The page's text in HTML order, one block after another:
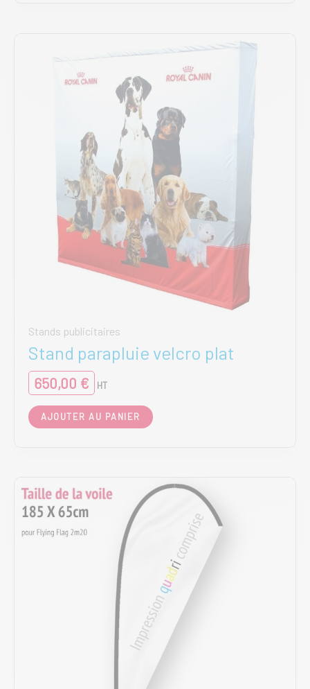
options
peuvent
être
sur
la
page
du
produit
Stands publicitaires
Stand parapluie velcro plat
650,00 € HT
AJOUTER AU PANIER